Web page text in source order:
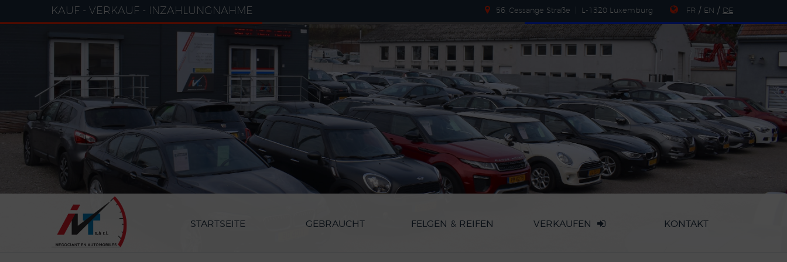
KAUF - VERKAUF - INZAHLUNGNAHME 56, Cessange Straße L-1320 Luxemburg FR / EN / DE
STARTSEITE GEBRAUCHT FELGEN & REIFEN VERKAUFEN KONTAKT
Cookie-Einstellungen